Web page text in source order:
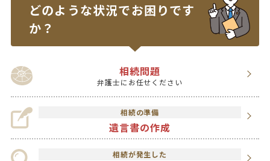
どのような状況でお困りです
か？
相続問題
弁護士にお任せください
相続の準備
遺言書の作成
相続が発生した